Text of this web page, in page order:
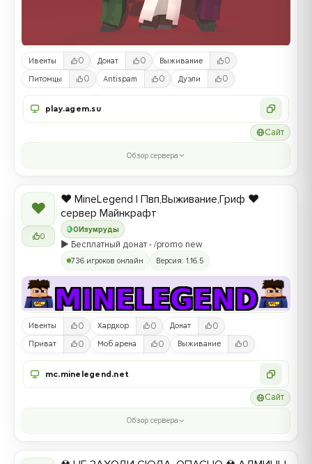
Ивенты 0 Донат 0 Выживание 0
Питомцы 0 Antispam 0 Дуэли 0
play.agem.su
Сайт
Обзор сервера
❤
0
0Изумруды
❤️ MineLegend | Пвп,Выживание,Гриф ❤️
сервер Майнкрафт
▶️ Бесплатный донат - /promo new
736 игроков онлайн Версия: 1.16.5
Ивенты 0 Хардкор 0 Донат 0
Приват 0 Моб арена 0 Выживание 0
mc.minelegend.net
Сайт
Обзор сервера